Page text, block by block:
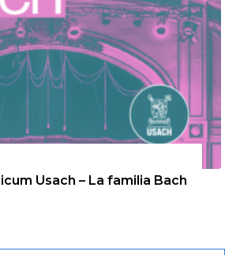
Usach – La familia Bach